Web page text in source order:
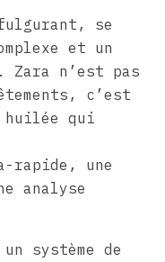
se
et un
Zara n’est pas
c’est
huilée qui
rapide, une
analyse
système de